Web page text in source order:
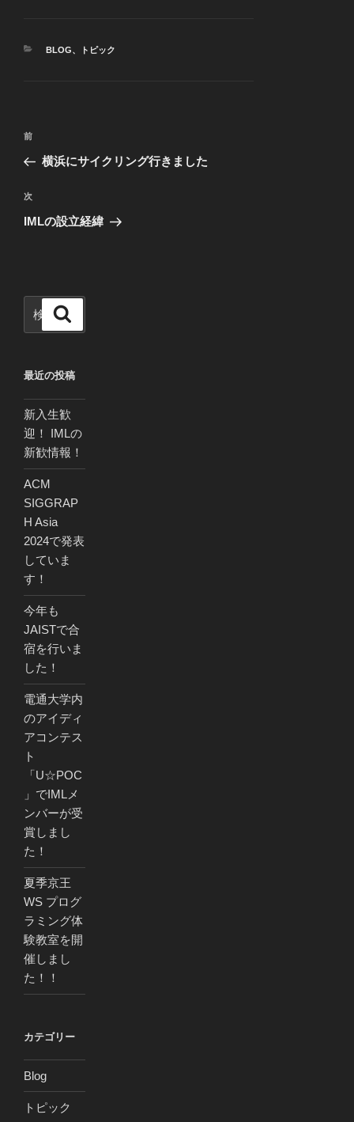
カ
BLOG、 トピック
投
ナ
ビ
ゲ
ン
前
の
稿
前
横浜にサイクリング行きました
次
の
次
IMLの設立経緯
索:
索
最近の投稿
新入生歓
迎！ IMLの
新歓情報！
ACM
SIGGRAP
H Asia
2024で発表
していま
す！
今年も
JAISTで合
宿を行いま
した！
電通大学内
のアイディ
アコンテス
ト
「U☆POC
」でIMLメ
ンバーが受
賞しまし
た！
夏季京王
WS プログ
ラミング体
験教室を開
催しまし
た！！
カテゴリー
Blog
トピック